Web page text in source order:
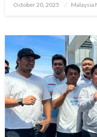
Posted
October 20, 2025 Malaysia